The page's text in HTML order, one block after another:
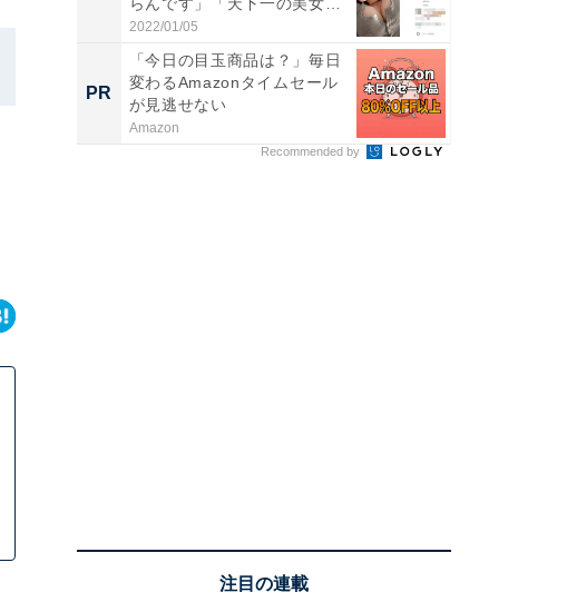
す...
2022/01/05
PR
「今日の目玉商品は？」毎日
変わるAmazonタイムセール
が見逃せない
Amazon
Recommended by
注目の連載